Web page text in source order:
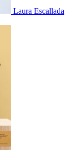
Laura Escallada